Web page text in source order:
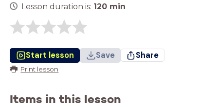
Lesson duration is: 120 min
Start lesson Save Share
Print lesson
Items in this lesson